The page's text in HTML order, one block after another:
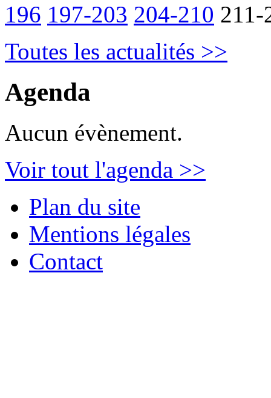
196 197-203 204-210 211-
Toutes les actualités >>
Agenda
Aucun évènement.
Voir tout l'agenda >>
Plan du site
Mentions légales
Contact